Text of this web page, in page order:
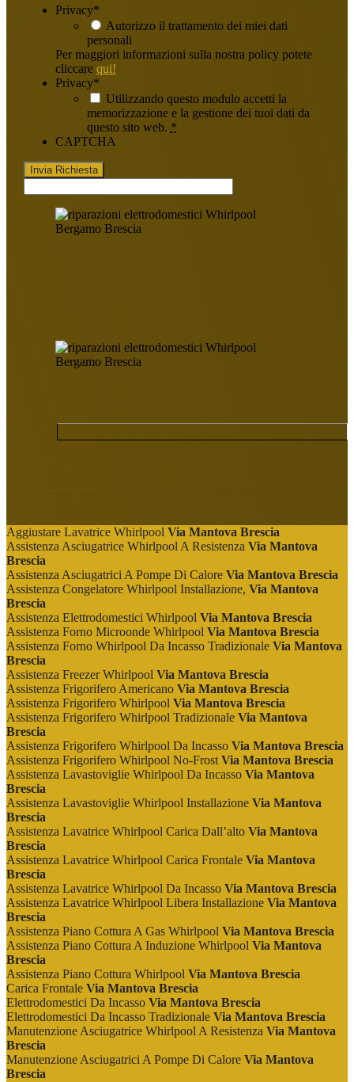
Privacy*
Autorizzo il trattamento dei miei dati
personali
Per maggiori informazioni sulla nostra policy potete
cliccare qui!
Privacy*
Utilizzando questo modulo accetti la
memorizzazione e la gestione dei tuoi dati da
questo sito web. *
CAPTCHA
Aggiustare Lavatrice Whirlpool Via Mantova Brescia
Assistenza Asciugatrice Whirlpool A Resistenza Via Mantova
Brescia
Assistenza Asciugatrici A Pompe Di Calore Via Mantova Brescia
Assistenza Congelatore Whirlpool Installazione, Via Mantova
Brescia
Assistenza Elettrodomestici Whirlpool Via Mantova Brescia
Assistenza Forno Microonde Whirlpool Via Mantova Brescia
Assistenza Forno Whirlpool Da Incasso Tradizionale Via Mantova
Brescia
Assistenza Freezer Whirlpool Via Mantova Brescia
Assistenza Frigorifero Americano Via Mantova Brescia
Assistenza Frigorifero Whirlpool Via Mantova Brescia
Assistenza Frigorifero Whirlpool Tradizionale Via Mantova
Brescia
Assistenza Frigorifero Whirlpool Da Incasso Via Mantova Brescia
Assistenza Frigorifero Whirlpool No-Frost Via Mantova Brescia
Assistenza Lavastoviglie Whirlpool Da Incasso Via Mantova
Brescia
Assistenza Lavastoviglie Whirlpool Installazione Via Mantova
Brescia
Assistenza Lavatrice Whirlpool Carica Dall’alto Via Mantova
Brescia
Assistenza Lavatrice Whirlpool Carica Frontale Via Mantova
Brescia
Assistenza Lavatrice Whirlpool Da Incasso Via Mantova Brescia
Assistenza Lavatrice Whirlpool Libera Installazione Via Mantova
Brescia
Assistenza Piano Cottura A Gas Whirlpool Via Mantova Brescia
Assistenza Piano Cottura A Induzione Whirlpool Via Mantova
Brescia
Assistenza Piano Cottura Whirlpool Via Mantova Brescia
Carica Frontale Via Mantova Brescia
Elettrodomestici Da Incasso Via Mantova Brescia
Elettrodomestici Da Incasso Tradizionale Via Mantova Brescia
Manutenzione Asciugatrice Whirlpool A Resistenza Via Mantova
Brescia
Manutenzione Asciugatrici A Pompe Di Calore Via Mantova
Brescia